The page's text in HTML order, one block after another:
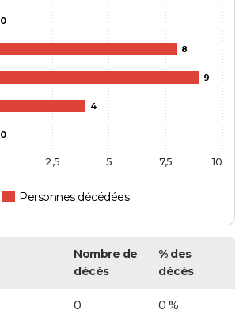
0
8
9
4
0
Personnes décédées
10
2,5 5 7,5
Nombre de
décès
% des
décès
0 0 %